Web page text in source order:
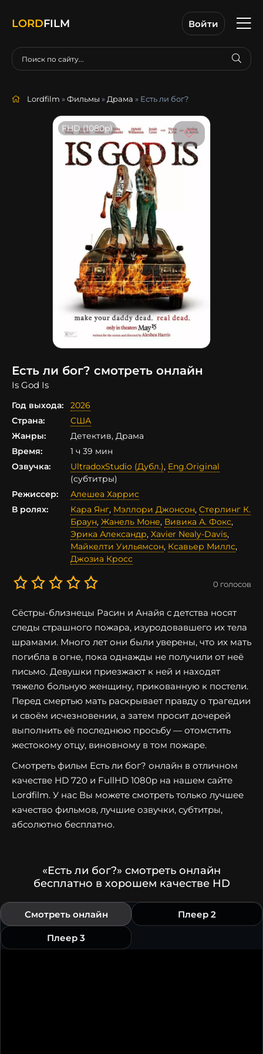
LORDFILM Войти
Lordfilm »Фильмы » Драма » Есть ли бог?
FHD (1080p)
Есть ли бог? смотреть онлайн
Is God Is
Год выхода:
2026
Страна:
США
Жанры:
Детектив, Драма
Время:
1 ч 39 мин
Озвучка:
UltradoxStudio (Дубл.), Eng.Original
(субтитры)
Режиссер:
Алешеа Харрис
В ролях:
Кара Янг, Мэллори Джонсон, Стерлинг К.
Браун, Жанель Моне, Вивика А. Фокс,
Эрика Александр, Xavier Nealy-Davis,
Майкелти Уильямсон, Ксавьер Миллс,
Джозиа Кросс
0 голосов
Сёстры-близнецы Расин и Анайя с детства носят
следы страшного пожара, изуродовавшего их тела
шрамами. Много лет они были уверены, что их мать
погибла в огне, пока однажды не получили от неё
письмо. Девушки приезжают к ней и находят
тяжело больную женщину, прикованную к постели.
Перед смертью мать раскрывает правду о трагедии
и своём исчезновении, а затем просит дочерей
выполнить её последнюю просьбу — отомстить
жестокому отцу, виновному в том пожаре.
Смотреть фильм Есть ли бог? онлайн в отличном
качестве HD 720 и FullHD 1080p на нашем сайте
Lordfilm. У нас Вы можете смотреть только лучшее
качество фильмов, лучшие озвучки, субтитры,
абсолютно бесплатно.
«Есть ли бог?» смотреть онлайн
бесплатно в хорошем качестве HD
Смотреть онлайн Плеер 2
Плеер 3